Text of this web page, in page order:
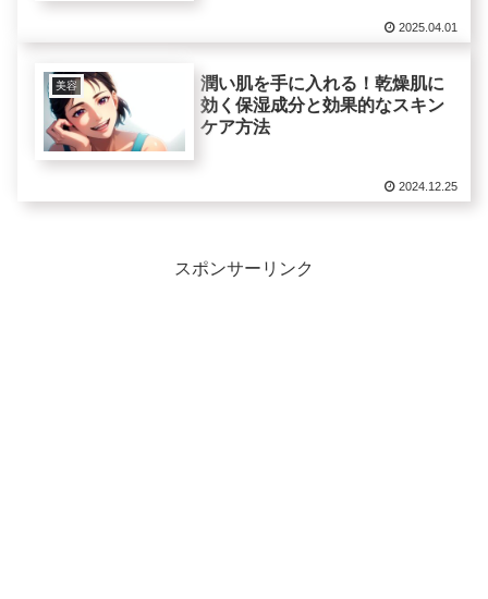
2025.04.01
美容
潤い肌を手に入れる！乾燥肌に
効く保湿成分と効果的なスキン
ケア方法
2024.12.25
スポンサーリンク